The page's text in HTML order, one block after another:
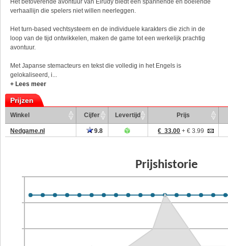
Het betoverende avontuur van Eirudy biedt een spannende en boeiende
verhaallijn die spelers niet willen neerleggen.
Het turn-based vechtsysteem en de individuele karakters die zich in de
loop van de tijd ontwikkelen, maken de game tot een werkelijk prachtig
avontuur.
Met Japanse stemacteurs en tekst die volledig in het Engels is
gelokaliseerd, i...
+ Lees meer
Prijzen
Winkel Cijfer Levertijd Prijs
Nedgame.nl 9.8 € 33.00 + € 3.99